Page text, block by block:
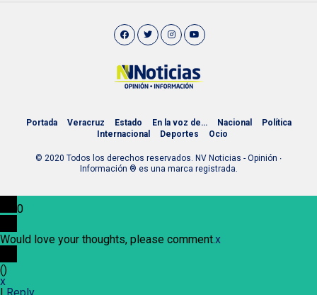
Portada Veracruz Estado En la voz de… Nacional
Política
Internacional
Deportes Ocio
© 2020 Todos los derechos reservados. NV Noticias - Opinión ∙
Información ® es una marca registrada.
0
Would love your thoughts, please comment.x
()
x